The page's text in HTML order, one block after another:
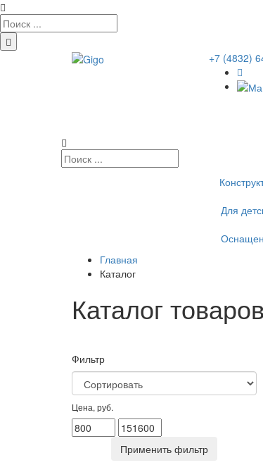
+7 (4832)
Для
Главная
Каталог
Каталог товаров
Фильтр
Цена, руб.